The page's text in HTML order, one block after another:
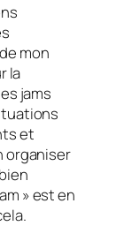
mon
la
jams
et
organiser
» est en